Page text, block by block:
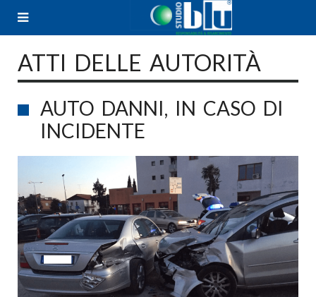
ATTI DELLE AUTORITÀ
AUTO DANNI, IN CASO DI
INCIDENTE